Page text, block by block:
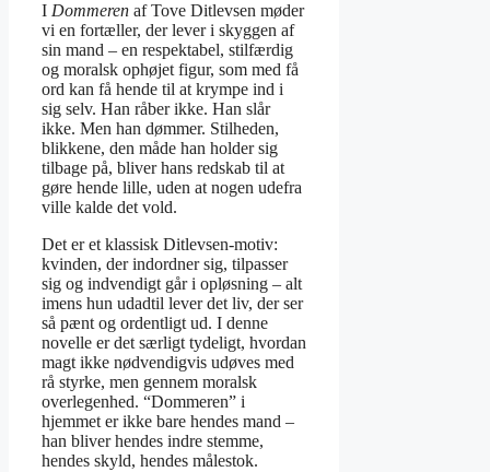
I Dommeren af Tove Ditlevsen møder
vi en fortæller, der lever i skyggen af
sin mand – en respektabel, stilfærdig
og moralsk ophøjet figur, som med få
ord kan få hende til at krympe ind i
sig selv. Han råber ikke. Han slår
ikke. Men han dømmer. Stilheden,
blikkene, den måde han holder sig
tilbage på, bliver hans redskab til at
gøre hende lille, uden at nogen udefra
ville kalde det vold.
Det er et klassisk Ditlevsen-motiv:
kvinden, der indordner sig, tilpasser
sig og indvendigt går i opløsning – alt
imens hun udadtil lever det liv, der ser
så pænt og ordentligt ud. I denne
novelle er det særligt tydeligt, hvordan
magt ikke nødvendigvis udøves med
rå styrke, men gennem moralsk
overlegenhed. “Dommeren” i
hjemmet er ikke bare hendes mand –
han bliver hendes indre stemme,
hendes skyld, hendes målestok.